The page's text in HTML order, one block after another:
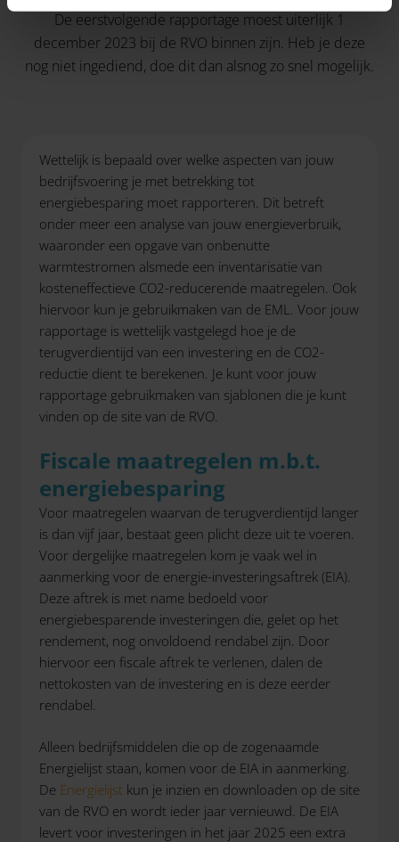
De eerstvolgende rapportage moest uiterlijk 1
december 2023 bij de RVO binnen zijn. Heb je deze
nog niet ingediend, doe dit dan alsnog zo snel mogelijk.
Wettelijk is bepaald over welke aspecten van jouw
bedrijfsvoering je met betrekking tot
energiebesparing moet rapporteren. Dit betreft
onder meer een analyse van jouw energieverbruik,
waaronder een opgave van onbenutte
warmtestromen alsmede een inventarisatie van
kosteneffectieve CO2-reducerende maatregelen. Ook
hiervoor kun je gebruikmaken van de EML. Voor jouw
rapportage is wettelijk vastgelegd hoe je de
terugverdientijd van een investering en de CO2-
reductie dient te berekenen. Je kunt voor jouw
rapportage gebruikmaken van sjablonen die je kunt
vinden op de site van de RVO.
Fiscale maatregelen m.b.t.
energiebesparing
Voor maatregelen waarvan de terugverdientijd langer
is dan vijf jaar, bestaat geen plicht deze uit te voeren.
Voor dergelijke maatregelen kom je vaak wel in
aanmerking voor de energie-investeringsaftrek (EIA).
Deze aftrek is met name bedoeld voor
energiebesparende investeringen die, gelet op het
rendement, nog onvoldoend rendabel zijn. Door
hiervoor een fiscale aftrek te verlenen, dalen de
nettokosten van de investering en is deze eerder
rendabel.
Alleen bedrijfsmiddelen die op de zogenaamde
Energielijst staan, komen voor de EIA in aanmerking.
De Energielijst kun je inzien en downloaden op de site
van de RVO en wordt ieder jaar vernieuwd. De EIA
levert voor investeringen in het jaar 2025 een extra